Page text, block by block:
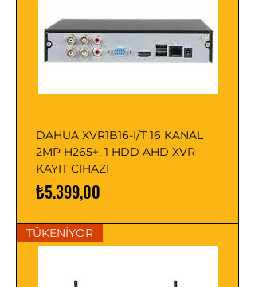
DAHUA XVR1B16-I/T 16 KANAL
2MP H265+, 1 HDD AHD XVR
KAYIT CIHAZI
Fiyat
₺5.399,00
TÜKENİYOR